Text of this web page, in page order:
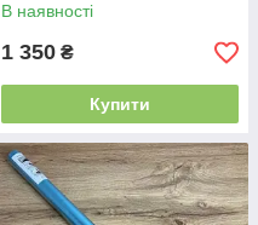
офісу 82 х 34 см (1)
В наявності
1 350 ₴
Купити